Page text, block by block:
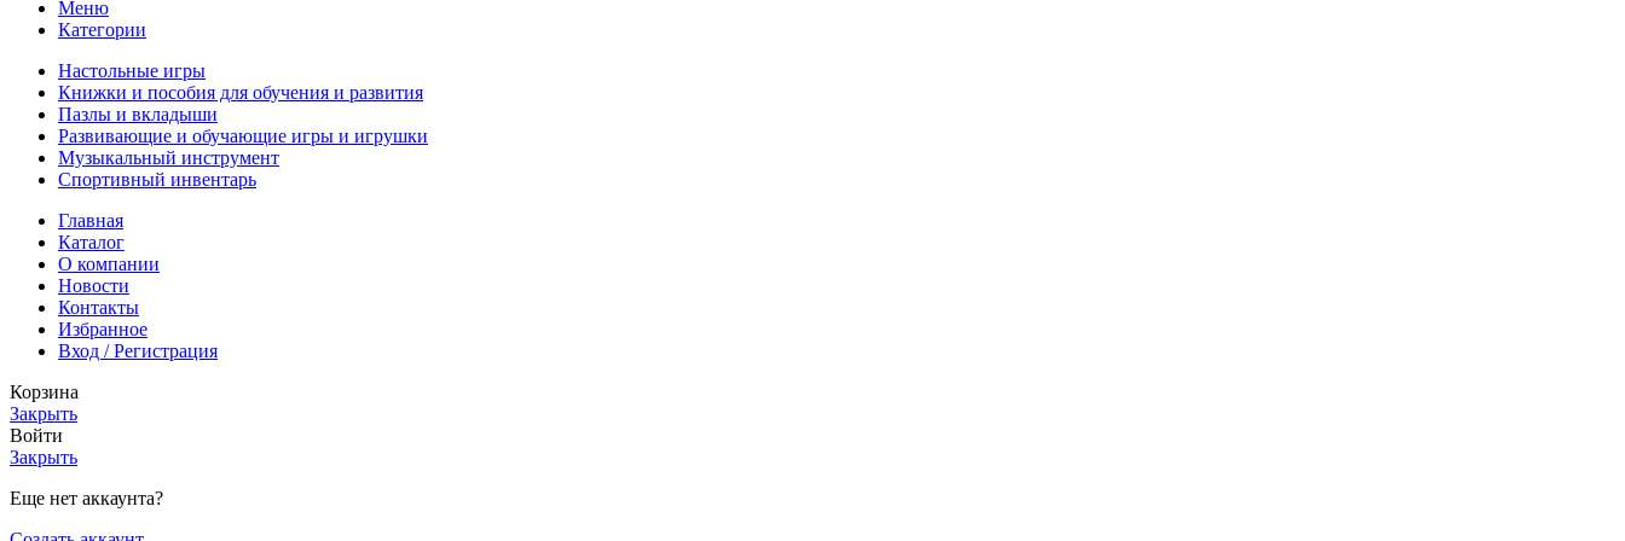
Меню
Категории
Настольные игры
Книжки и пособия для обучения и развития
Пазлы и вкладыши
Развивающие и обучающие игры и игрушки
Музыкальный инструмент
Спортивный инвентарь
Главная
Каталог
О компании
Новости
Контакты
Избранное
Вход / Регистрация
Корзина
Закрыть
Войти
Закрыть
Еще нет аккаунта?